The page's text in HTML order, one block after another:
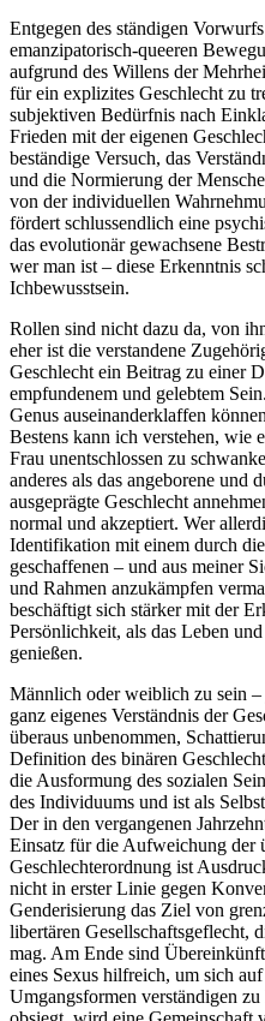
Entgegen des ständigen
emanzipatorisch-queeren
aufgrund des Willens der
für ein explizites Geschlecht zu
subjektiven Bedürfnis nach
Frieden mit der eigenen
beständige Versuch, das
und die Normierung der
von der individuellen
fördert schlussendlich eine
das evolutionär gewachsene
wer man ist – diese Erkenntnis
Ichbewusstsein.
Rollen sind nicht dazu da, von
eher ist die verstandene
Geschlecht ein Beitrag zu einer
empfundenem und gelebtem
Genus auseinanderklaffen
Bestens kann ich verstehen, wie
Frau unentschlossen zu
anderes als das angeborene und
ausgeprägte Geschlecht
normal und akzeptiert. Wer
Identifikation mit einem durch
geschaffenen – und aus meiner
und Rahmen anzukämpfen
beschäftigt sich stärker mit der
Persönlichkeit, als das Leben
genießen.
Männlich oder weiblich zu sein
ganz eigenes Verständnis der
überaus unbenommen,
Definition des binären
die Ausformung des sozialen
des Individuums und ist als
Der in den vergangenen
Einsatz für die Aufweichung der
Geschlechterordnung ist
nicht in erster Linie gegen
Genderisierung das Ziel von
libertären Gesellschaftsgeflecht,
mag. Am Ende sind
eines Sexus hilfreich, um sich
Umgangsformen verständigen